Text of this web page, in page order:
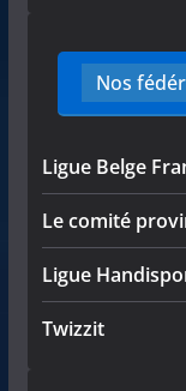
Nos
Ligue Belge
Le comité
Ligue
Twizzit